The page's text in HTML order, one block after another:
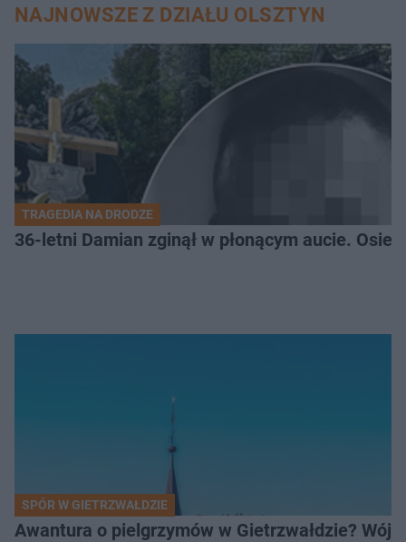
NAJNOWSZE Z DZIAŁU OLSZTYN
TRAGEDIA NA DRODZE
36-letni Damian zginął w płonącym aucie.
SPÓR W GIETRZWAŁDZIE
Awantura o pielgrzymów w Gietrzwałdzie? Wójt